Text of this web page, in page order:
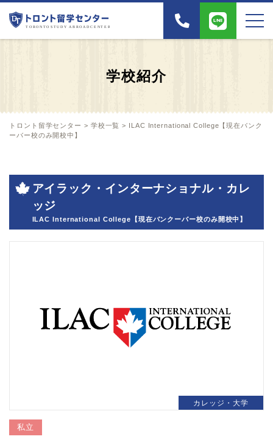
学校紹介
トロント留学センター > 学校一覧 >
ILAC International College【現在バンク
ーバー校のみ開校中】
アイラック・インターナショナル・カレ
ッジ
ILAC International College【現在バンクーバー校のみ開校中】
カレッジ・大学
私立